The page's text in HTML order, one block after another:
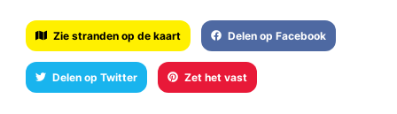
Zie stranden op de kaart Delen op Facebook
Delen op Twitter Zet het vast